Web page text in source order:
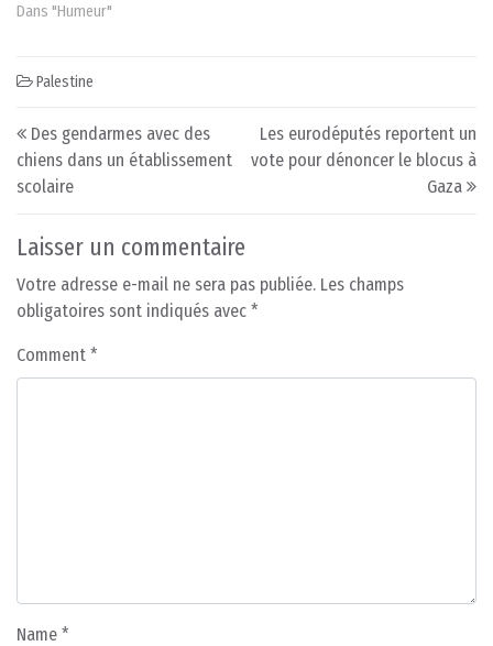
Dans "Humeur"
Palestine
Post navigation
Des gendarmes avec des
chiens dans un établissement
scolaire
Les eurodéputés reportent un
vote pour dénoncer le blocus à
Gaza
Laisser un commentaire
Votre adresse e-mail ne sera pas publiée. Les champs
obligatoires sont indiqués avec *
Comment *
Name *